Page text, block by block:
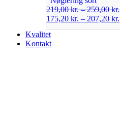
219,00kr.–259,00kr.
175,20 kr. – 207,20 kr.
Kvalitet
Kontakt